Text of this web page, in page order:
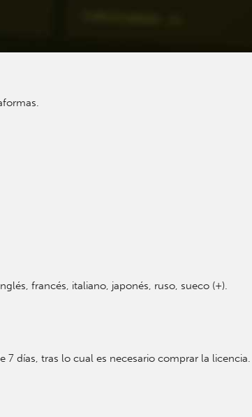
francés, italiano, japonés, ruso, sueco (+).
7 días, tras lo cual es necesario comprar la licencia.